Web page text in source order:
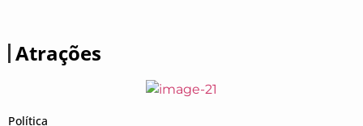
Atrações
Política